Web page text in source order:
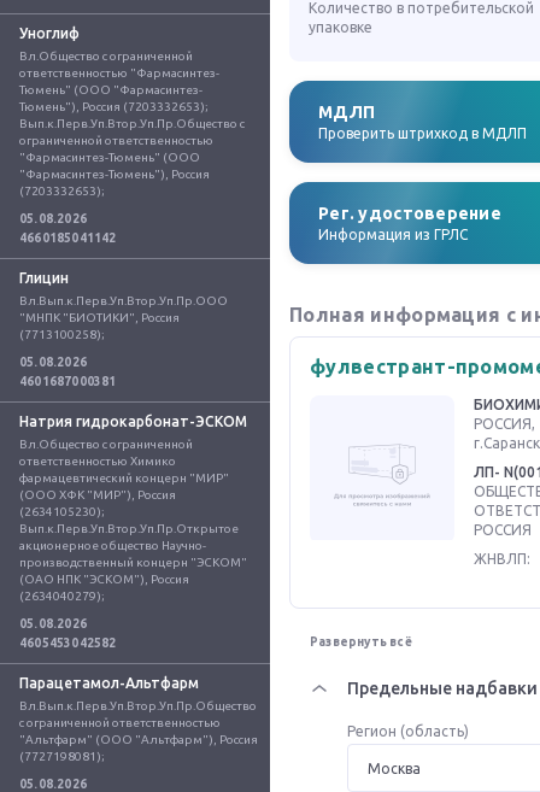
Уноглиф
Вл.Общество с ограниченной
ответственностью "Фармасинтез-
Тюмень" (ООО "Фармасинтез-
Тюмень"), Россия (7203332653);
Вып.к.Перв.Уп.Втор.Уп.Пр.Общество с
ограниченной ответственностью
"Фармасинтез-Тюмень" (ООО
"Фармасинтез-Тюмень"), Россия
(7203332653);
05.08.2026
4660185041142
Глицин
Вл.Вып.к.Перв.Уп.Втор.Уп.Пр.ООО
"МНПК "БИОТИКИ", Россия
(7713100258);
05.08.2026
4601687000381
Натрия гидрокарбонат-ЭСКОМ
Вл.Общество с ограниченной
ответственностью Химико
фармацевтический концерн "МИР"
(ООО ХФК "МИР"), Россия
(2634105230);
Вып.к.Перв.Уп.Втор.Уп.Пр.Открытое
акционерное общество Научно-
производственный концерн "ЭСКОМ"
(ОАО НПК "ЭСКОМ"), Россия
(2634040279);
05.08.2026
4605453042582
Парацетамол-Альтфарм
Вл.Вып.к.Перв.Уп.Втор.Уп.Пр.Общество
с ограниченной ответственностью
"Альтфарм" (ООО "Альтфарм"), Россия
(7727198081);
05.08.2026
Количество в потребительской
упаковке
МДЛП
Проверить штрихкод в МДЛП
Рег. удостоверение
Информация из ГРЛС
Полная информация с
фулвестрант-
РОССИЯ,
ЛП-
РОССИЯ
ЖНВЛП:
Развернуть всё
Предельные надбавки
Регион (область)